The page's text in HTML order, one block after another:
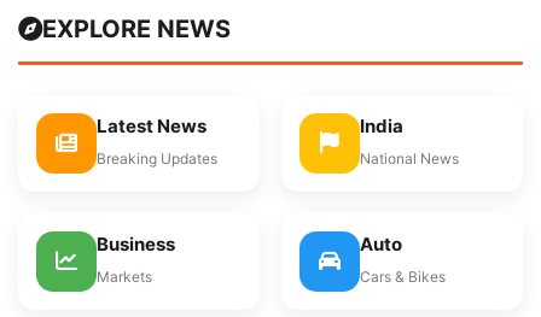
EXPLORE NEWS
Latest News
Breaking Updates
India
National News
Business
Markets
Auto
Cars & Bikes